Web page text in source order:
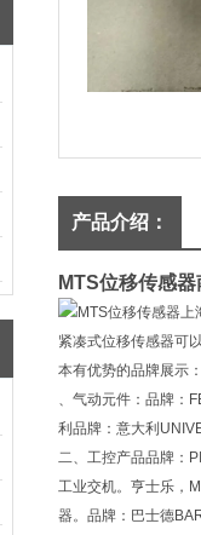
产品介绍：
MTS位移传感
紧凑式位移传感器可
本有优势的品牌展示
、气动元件：品牌：
利品牌：意大利
二、工控产品品牌：
工业交机。亨士乐，
器。品牌：巴士德